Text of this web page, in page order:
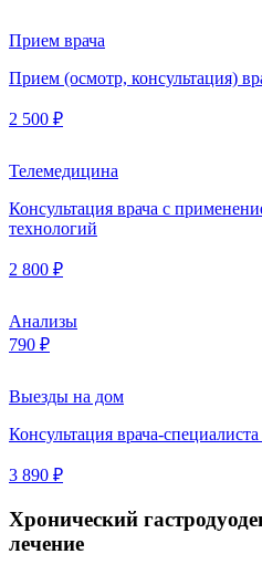
Прием врача
Прием (осмотр, консультация)
2 500 ₽
Телемедицина
Консультация врача с
технологий
2 800 ₽
Анализы
790 ₽
Выезды на дом
Консультация врача-
3 890 ₽
Хронический
лечение